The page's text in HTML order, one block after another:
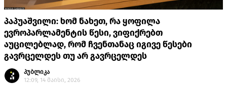
პაპუაშვილი: ხომ ნახეთ, რა ყოფილა
ევროპარლამენტის წესი, ვიფიქრებთ
აუცილებლად, რომ ჩვენთანაც იგივე წესები
გავრცელდეს თუ არ გავრცელდეს
პუბლიკა
12:09, 14 მაისი, 2026